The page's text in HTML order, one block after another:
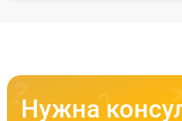
Нужна